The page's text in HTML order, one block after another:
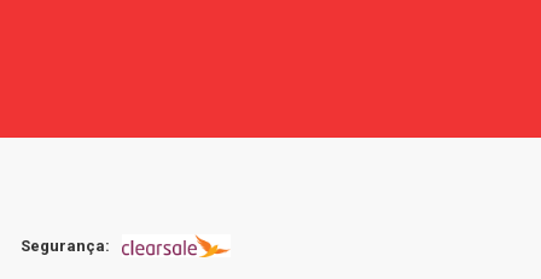
Segurança: